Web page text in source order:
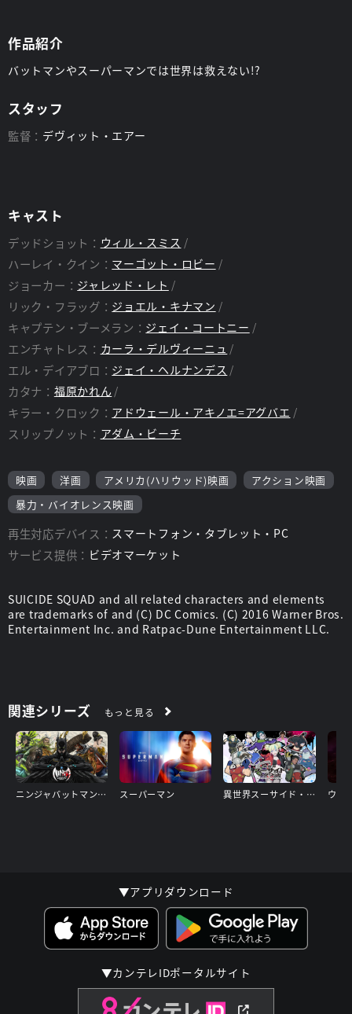
作品紹介
バットマンやスーパーマンでは世界は救えない!?
スタッフ
監督： デヴィット・エアー
キャスト
デッドショット： ウィル・スミス
ハーレイ・クイン： マーゴット・ロビー
ジョーカー： ジャレッド・レト
リック・フラッグ： ジョエル・キナマン
キャプテン・ブーメラン： ジェイ・コートニー
エンチャトレス： カーラ・デルヴィーニュ
エル・デイアブロ： ジェイ・ヘルナンデス
カタナ： 福原かれん
キラー・クロック： アドウェール・アキノエ=アグバエ
スリップノット： アダム・ビーチ
映画 洋画 アメリカ(ハリウッド)映画
アクション映画
暴力・バイオレンス映画
再生対応デバイス： スマートフォン・タブレット・PC
サービス提供： ビデオマーケット
SUICIDE SQUAD and all related characters and elements
are trademarks of and (C) DC Comics. (C) 2016 Warner Bros.
Entertainment Inc. and Ratpac-Dune Entertainment LLC.
関連シリーズ もっと見る
ニンジャバットマン対ヤクザリーグ スーパーマン 異世界スーサイド・スクワッド
▼アプリダウンロード
▼カンテレIDポータルサイト